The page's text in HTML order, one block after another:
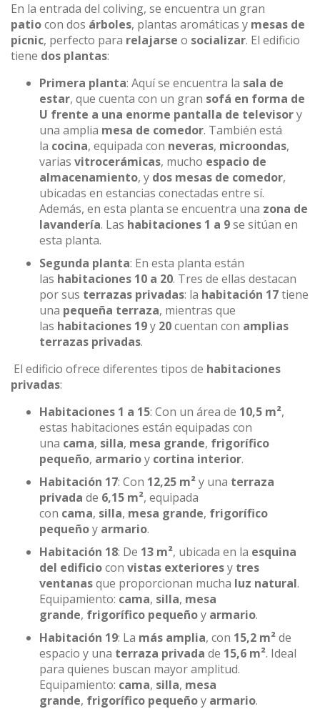
En la entrada del coliving, se encuentra un gran
patiocon dos árboles, plantas aromáticas y mesas de
picnic, perfecto para relajarse o socializar. El edificio
tiene dos plantas:
Primera planta: Aquí se encuentra la sala de
estar, que cuenta con un gran sofá en forma de
U frente a una enorme pantalla de televisory
una amplia mesa de comedor. También está
la cocina, equipada con neveras, microondas,
varias vitrocerámicas, mucho espacio de
almacenamiento, y dos mesas de comedor,
ubicadas en estancias conectadas entre sí.
Además, en esta planta se encuentra una zona de
lavandería. Las habitaciones 1 a 9se sitúan en
esta planta.
Segunda planta: En esta planta están
las habitaciones 10 a 20. Tres de ellas destacan
por sus terrazas privadas: la habitación 17tiene
una pequeña terraza, mientras que
las habitaciones 19y 20cuentan con amplias
terrazas privadas.
El edificio ofrece diferentes tipos de habitaciones
privadas:
Habitaciones 1 a 15: Con un área de 10,5 m²,
estas habitaciones están equipadas con
una cama, silla, mesa grande, frigorífico
pequeño, armarioy cortina interior.
Habitación 17: Con 12,25 m²y una terraza
privada de 6,15 m², equipada
con cama, silla, mesa grande, frigorífico
pequeñoy armario.
Habitación 18: De 13 m², ubicada en la esquina
del edificiocon vistas exterioresy tres
ventanasque proporcionan mucha luz natural.
Equipamiento: cama, silla, mesa
grande, frigorífico pequeñoy armario.
Habitación 19: La más amplia, con 15,2 m²de
espacio y una terraza privada de 15,6 m². Ideal
para quienes buscan mayor amplitud.
Equipamiento: cama, silla, mesa
grande, frigorífico pequeñoy armario.